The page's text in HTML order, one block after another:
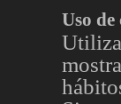
Uso de